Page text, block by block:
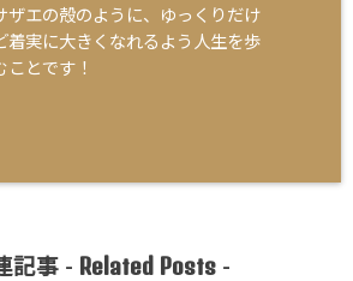
ザエの殻のように、ゆっくりだけ
着実に大きくなれるよう人生を歩
ことです！
記事 - Related Posts-